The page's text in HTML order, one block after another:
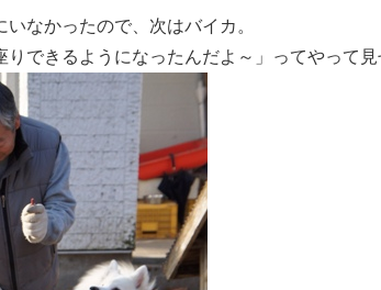
なかったので、次はバイカ。
りできるようになったんだよ～」ってやって